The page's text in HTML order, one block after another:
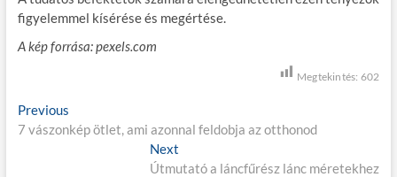
figyelemmel kísérése és megértése.
A kép forrása: pexels.com
Megtekintés: 602
B
e
Previous
r
7 vászonkép ötlet, ami azonnal feldobja az otthonod
Next
e
Útmutató a láncfűrész lánc méretekhez